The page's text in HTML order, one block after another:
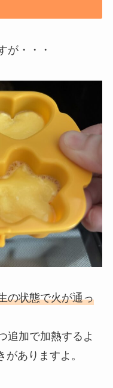
が・・・
の状態で火が通っ
追加で加熱するよ
ありますよ。